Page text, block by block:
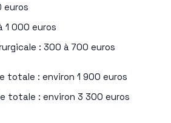
euros
1 000 euros
: 300 à 700 euros
totale : environ 1 900 euros
totale : environ 3 300 euros